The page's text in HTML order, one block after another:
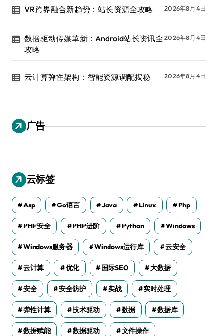
VR跨界融合新趋势：站长资源全攻略 2026年8月4日
数据驱动传媒革新：Android站长资讯全
攻略
2026年8月4日
云计算弹性架构：智能资源调配揭秘 2026年8月4日
广告
云标签
Asp Go语言 Java Linux Php
PHP安全 PHP进阶 Python Windows
Windows服务器 Windows运行库 云安全
云计算 优化 国际SEO 大数据
安全 安全防护 实战 实时处理
弹性计算 技术驱动 数据 数据库
数据赋能 数据驱动 文件操作